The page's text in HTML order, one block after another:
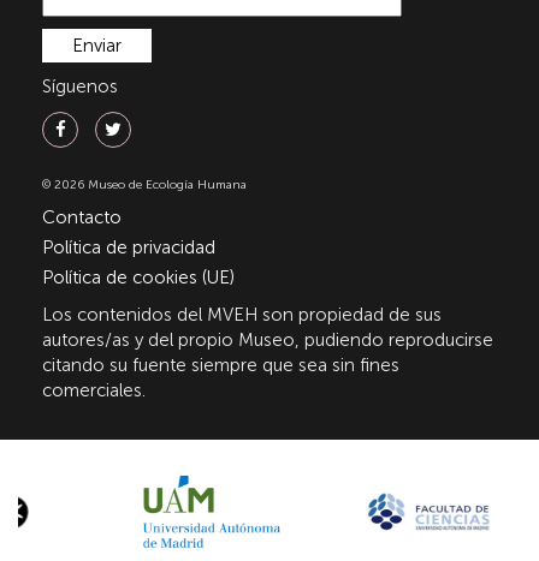
Síguenos
© 2026 Museo de Ecología Humana
Contacto
Política de privacidad
Política de cookies (UE)
Los contenidos del MVEH son propiedad de sus
autores/as y del propio Museo, pudiendo reproducirse
citando su fuente siempre que sea sin fines
comerciales.